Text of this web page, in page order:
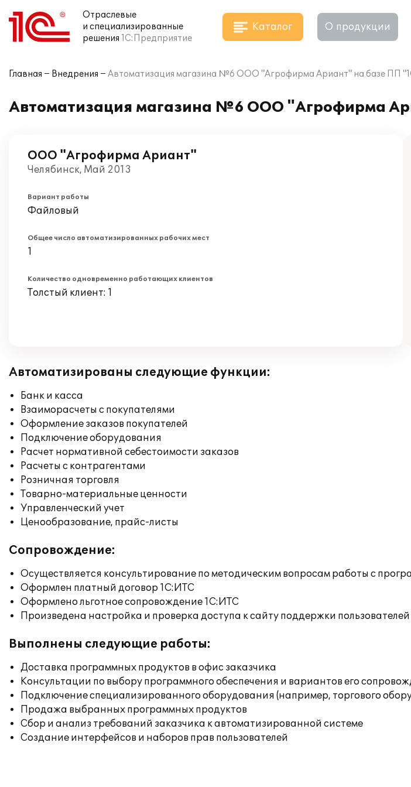
Отраслевые
и специализированные
решения 1С:Предприятие
Каталог О продукции
Главная Внедрения Автоматизация магазина №6 ООО "Агрофирма Ариант" на базе ПП
Автоматизация магазина №6 ООО "Агрофирма
ООО "Агрофирма Ариант"
Челябинск, Май 2013
Вариант работы
Файловый
Общее число автоматизированных рабочих мест
1
Количество одновременно работающих клиентов
Толстый клиент: 1
Автоматизированы следующие функции:
Банк и касса
Взаиморасчеты с покупателями
Оформление заказов покупателей
Подключение оборудования
Расчет нормативной себестоимости заказов
Расчеты с контрагентами
Розничная торговля
Товарно-материальные ценности
Управленческий учет
Ценообразование, прайс-листы
Сопровождение:
Осуществляется консультирование по методическим вопросам работы с
Оформлен платный договор 1С:ИТС
Оформлено льготное сопровождение 1С:ИТС
Произведена настройка и проверка доступа к сайту поддержки пользователей
Выполнены следующие работы:
Доставка программных продуктов в офис заказчика
Консультации по выбору программного обеспечения и вариантов его
Подключение специализированного оборудования (например, торгового
Продажа выбранных программных продуктов
Сбор и анализ требований заказчика к автоматизированной системе
Создание интерфейсов и наборов прав пользователей